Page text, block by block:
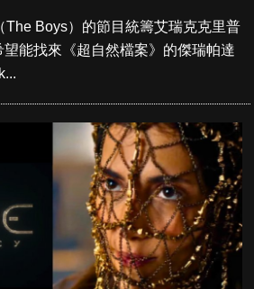
The Boys）的節目統籌艾瑞克克里普
能找來《超自然檔案》的傑瑞帕達